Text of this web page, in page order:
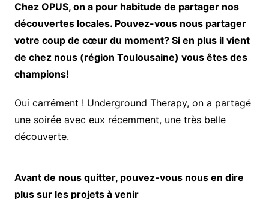
Chez OPUS, on a pour habitude de partager nos
découvertes locales. Pouvez-vous nous partager
votre coup de cœur du moment? Si en plus il vient
de chez nous (région Toulousaine) vous êtes des
champions!
Oui carrément ! Underground Therapy, on a partagé
une soirée avec eux récemment, une très belle
découverte.
Avant de nous quitter, pouvez-vous nous en dire
plus sur les projets à venir